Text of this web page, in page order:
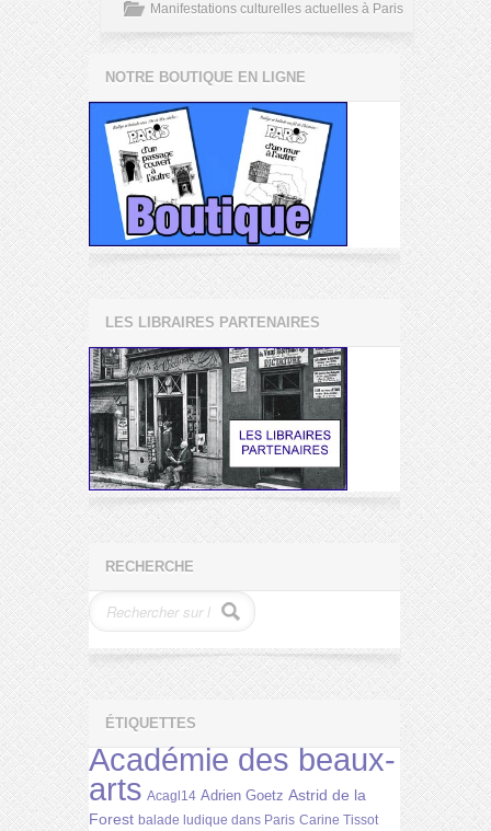
Manifestations culturelles actuelles à Paris
NOTRE BOUTIQUE EN LIGNE
LES LIBRAIRES PARTENAIRES
RECHERCHE
ÉTIQUETTES
Académie des beaux-
arts Acagl14 Adrien Goetz Astrid de la
Forest balade ludique dans Paris Carine Tissot